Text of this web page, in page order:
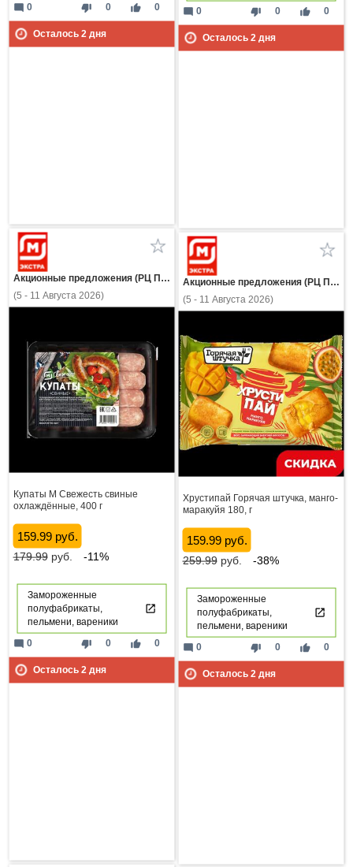
thumb_down 0 thumb_up 0
mode_comment 0
Осталось 2 дня
thumb_down 0 thumb_up 0
mode_comment 0
Осталось 2 дня
Акционные предложения (РЦ Пнз)
(5 - 11 Августа 2026)
Купаты М Свежесть свиные
охлаждённые, 400 г
159.99 руб.
179.99руб. -11%
Замороженные
полуфабрикаты,
пельмени, вареники
thumb_down 0 thumb_up 0
mode_comment 0
Осталось 2 дня
Акционные предложения (РЦ Пнз)
(5 - 11 Августа 2026)
Хрустипай Горячая штучка, манго-
маракуйя 180, г
159.99 руб.
259.99руб. -38%
Замороженные
полуфабрикаты,
пельмени, вареники
thumb_down 0 thumb_up 0
mode_comment 0
Осталось 2 дня